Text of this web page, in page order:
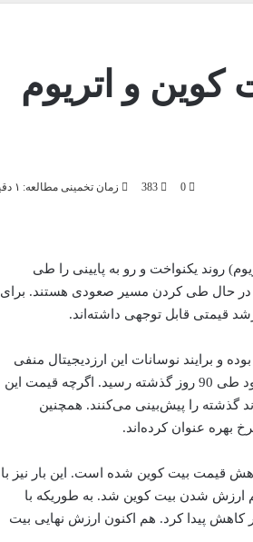
و اتریوم
0
383 زمان تخمینی مطالعه: ۱ دقیقه
روند یکنواخت و رو به پایینی را طی
در حال طی کردن مسیر صعودی هستند. برای
قیمتی قابل توجهی داشته‌اند.
و برایند نوسانات این ارزدیجیتال منفی
بوده است. در همین راستا بیت کوین در 21 سپتامبر به کمترین قیمت خود طی 90 روز گذشته رسید. اگرچه قیمت این
گذشته را پیش‌بینی می‌کنند. همچنین
بهره عنوان کرده‌اند.
قیمت بیت کوین شده است. این بار نیز با
0 درصدی نرخ بهره باعث کم ارزش شدن بیت کوین شد. به طوریکه با
بیت کوین تنها در طی چندساعت حدود 2 هزار دلار کاهش پیدا کرد. هم اکنون ارزش نهایی بیت